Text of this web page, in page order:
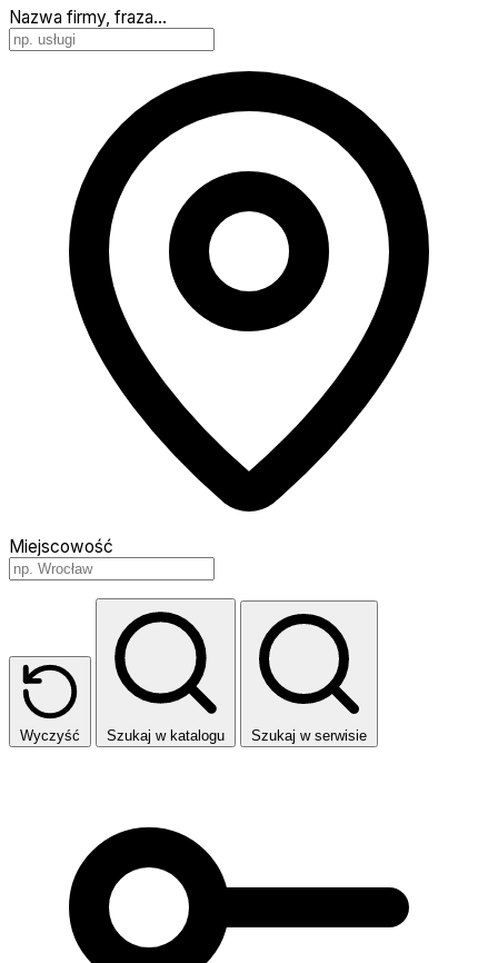
Nazwa firmy, fraza…
Miejscowość
Wyczyść Szukaj w katalogu Szukaj w serwisie